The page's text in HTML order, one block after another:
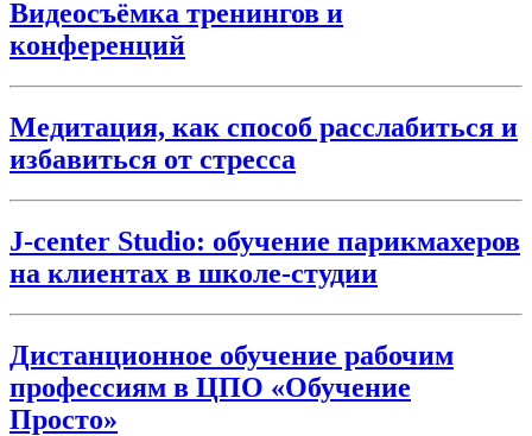
Видеосъёмка тренингов и
конференций
Медитация, как способ расслабиться и
избавиться от стресса
J-center Studio: обучение парикмахеров
на клиентах в школе-студии
Дистанционное обучение рабочим
профессиям в ЦПО «Обучение
Просто»